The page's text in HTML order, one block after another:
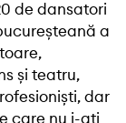
de dansatori
a
și teatru,
dar
care nu i-ați